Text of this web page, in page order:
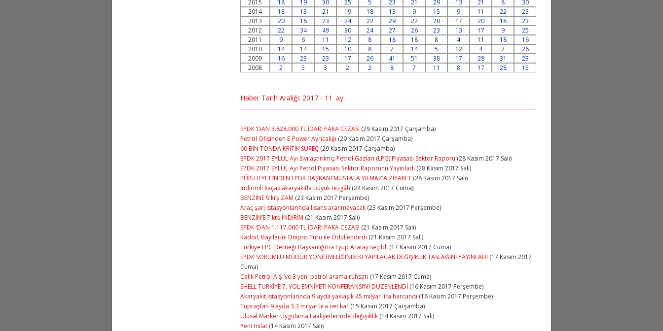
2015
18 19 30 25 5 23 21 29 13 21 8
30
2014
18 13 21 19 18 13 9 15 9 11 22
23
2013
20 16 23 24 22 29 22 20 17 20 18
23
2012
22 34 49 30 24 27 26 23 13 17 9
25
2011
9 6 11 12 8 18 18 8 4 11 18
16
2010
14 14 15 10 8 7 14 5 12 4 7
26
2009
16 23 23 17 26 41 51 38 17 28 31
23
2008
2 5 3 2 2 8 7 11 8 17 28 15
Haber Tarih Aralığı: 2017 - 11. ay
EPDK ‘DAN 3.828.000 TL İDARİ PARA CEZASI (29 Kasım 2017 Çarşamba)
Petrol Ofisi΄nden E-Power Ayrıcalığı (29 Kasım 2017 Çarşamba)
60 BİN TONDA KRİTİK SÜREÇ (29 Kasım 2017 Çarşamba)
EPDK 2017 EYLÜL Ayı Sıvılaştırılmış Petrol Gazları (LPG) Piyasası Sektör Raporu (28 Kasım 2017 Salı)
EPDK 2017 EYLÜL Ayı Petrol Piyasası Sektör Raporunu Yayınladı (28 Kasım 2017 Salı)
PÜİS HEYETİ’NDEN EPDK BAŞKANI MUSTAFA YILMAZ’A ZİYARET (28 Kasım 2017 Salı)
İndirimli kaçak akaryakıtla büyük tezgâh (24 Kasım 2017 Cuma)
BENZİNE 9 krş ZAM (23 Kasım 2017 Perşembe)
Araç şarj istasyonlarında lisans aranmayacak (23 Kasım 2017 Perşembe)
BENZİN’E 7 krş İNDİRİM (21 Kasım 2017 Salı)
EPDK ‘DAN 1.117.000 TL İDARİ PARA CEZASI (21 Kasım 2017 Salı)
Kadoil, Bayilerini Dnipro Turu ile Ödüllendirdi (21 Kasım 2017 Salı)
Türkiye LPG Derneği Başkanlığı’na Eyüp Aratay seçildi (17 Kasım 2017 Cuma)
EPDK SORUMLU MÜDÜR YÖNETMELİĞİNDEKİ YAPILACAK DEĞİŞİKLİK TASLAĞINI YAYINLADI (17 Kasım 2017
Cuma)
Çalık Petrol A.Ş ‘ye 3 yeni petrol arama ruhsatı (17 Kasım 2017 Cuma)
SHELL TÜRKİYE 7. YOL EMNİYETİ KONFERANSI’NI DÜZENLENDİ (16 Kasım 2017 Perşembe)
Akaryakıt istasyonlarında 9 ayda yaklaşık 45 milyar lira harcandı (16 Kasım 2017 Perşembe)
Tüpraş΄tan 9 ayda 3,3 milyar lira net kar (15 Kasım 2017 Çarşamba)
Ulusal Marker Uygulama Faaliyetlerinde değişiklik (14 Kasım 2017 Salı)
Yeni milat (14 Kasım 2017 Salı)